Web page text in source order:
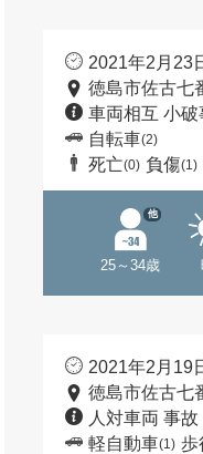
2021年2月23
徳島市佐古七
車両相互 小破
自転車(2)
死亡(0) 負傷(1)
25～34歳
他
2021年2月19
徳島市佐古七
人対車両 事故
軽自動車(1) 歩